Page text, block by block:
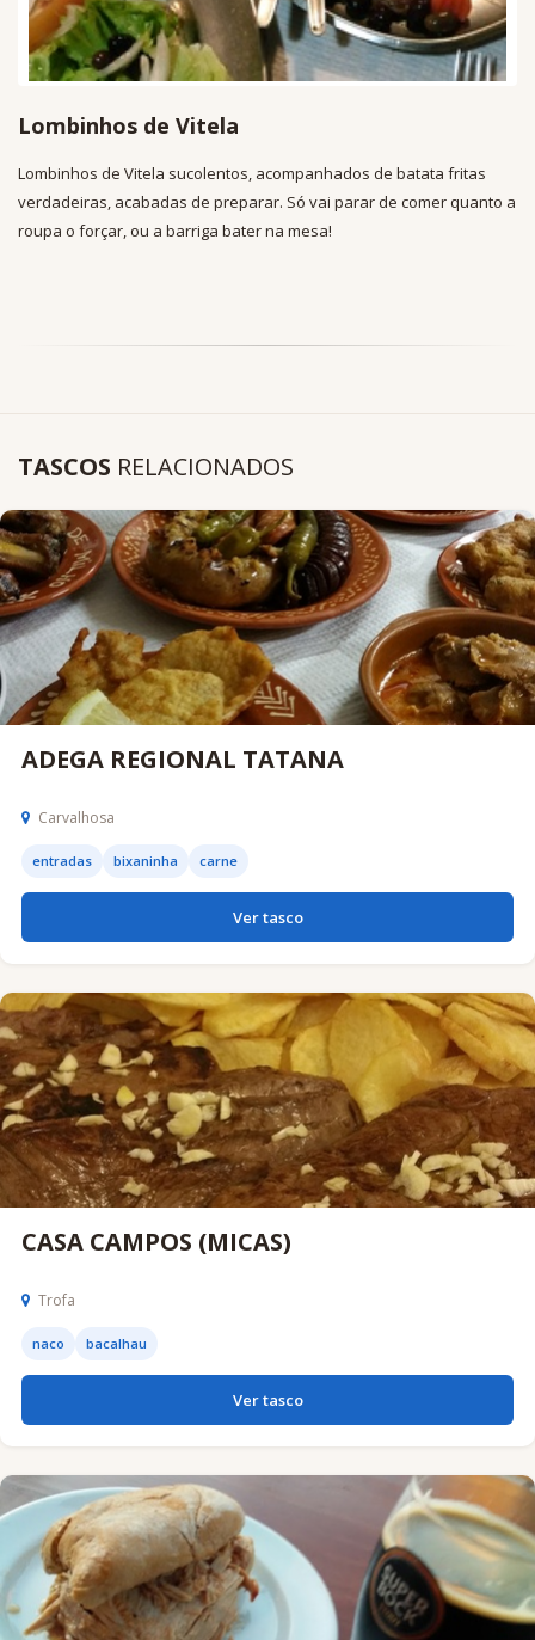
Lombinhos de Vitela
Lombinhos de Vitela sucolentos, acompanhados de batata fritas
verdadeiras, acabadas de preparar. Só vai parar de comer quanto a
roupa o forçar, ou a barriga bater na mesa!
TASCOS RELACIONADOS
ADEGA REGIONAL TATANA
Carvalhosa
entradas bixaninha carne
Ver tasco
CASA CAMPOS (MICAS)
Trofa
naco bacalhau
Ver tasco